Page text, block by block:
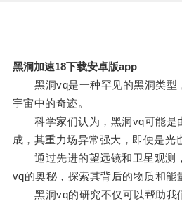
黑洞加速18下载安卓版app
黑洞vq是一种罕见的黑洞类型
宇宙中的奇迹。
科学家们认为，黑洞vq可能是
成，其重力场异常强大，即便是光
通过先进的望远镜和卫星观测
vq的奥秘，探索其背后的物质和能
黑洞vq的研究不仅可以帮助我